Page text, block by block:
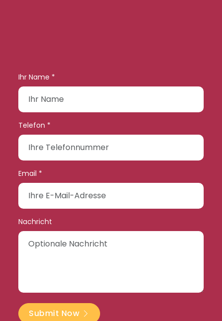
Ihr Name *
Telefon *
Email *
Nachricht
Submit Now